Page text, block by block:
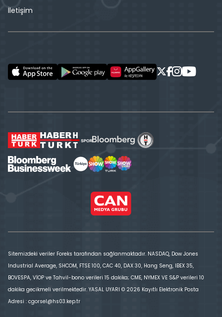
İletişim
Sitemizdeki veriler Foreks tarafından sağlanmaktadır. NASDAQ, Dow Jones
Industrial Average, SHCOM, FTSE 100, CAC 40, DAX 30, Hang Seng, IBEX 35,
BOVESPA, VİOP ve Tahvil-bono verileri 15 dakika; CME, NYMEX VE S&P verileri 10
dakika gecikmeli verilmektedir. YASAL UYARI © 2026 Kayıtlı Elektronik Posta
Adresi : cgorsel@hs03.kep.tr